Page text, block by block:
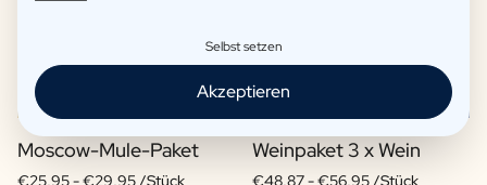
Moscow-Mule-Paket
€25,95 -€29,95 /Stück
Weinpaket 3 x Wein
€48,87 -€56,95 /Stück
Selbst setzen
Akzeptieren